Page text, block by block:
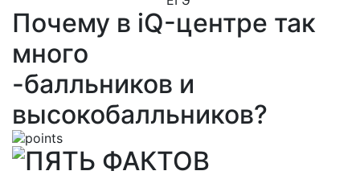
Почему в iQ-центре так
много
-балльников и
высокобалльников?